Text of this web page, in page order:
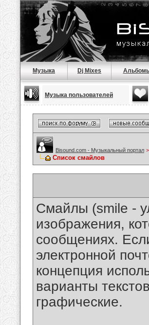
Музыка Dj Mixes
Музыка пользователей
Bisound.com - Музыкальный портал >
Список смайлов
Смайлы (smile -
изображения,
сообщениях.
электронной
концепция
варианты
графические.